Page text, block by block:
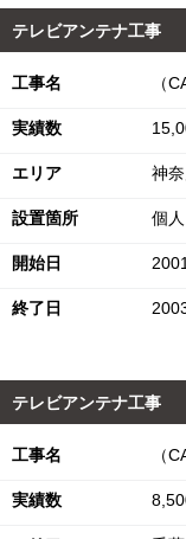
テレビアンテナ工事
工事名 （
実績数
エリア 神奈
設置箇所 個人
開始日
終了日
テレビアンテナ工事
工事名 （
実績数